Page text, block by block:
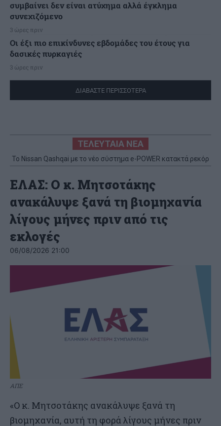
συμβαίνει δεν είναι ατύχημα αλλά έγκλημα
συνεχιζόμενο
3 ώρες πριν
Οι έξι πιο επικίνδυνες εβδομάδες του έτους για
δασικές πυρκαγιές
3 ώρες πριν
ΔΙΑΒΑΣΤΕ ΠΕΡΙΣΣΟΤΕΡΑ